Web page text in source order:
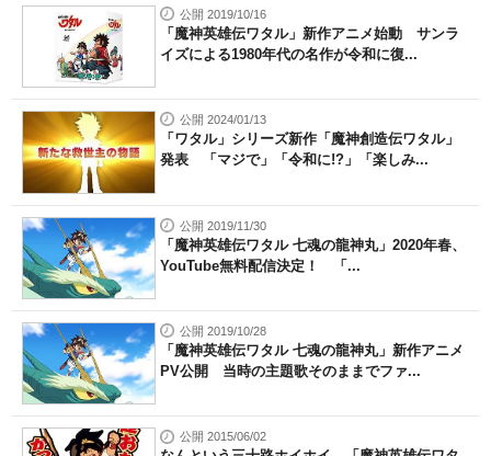
公開 2019/10/16
「魔神英雄伝ワタル」新作アニメ始動 サンラ
イズによる1980年代の名作が令和に復...
公開 2024/01/13
「ワタル」シリーズ新作「魔神創造伝ワタル」
発表 「マジで」「令和に!?」「楽しみ...
公開 2019/11/30
「魔神英雄伝ワタル 七魂の龍神丸」2020年春、
YouTube無料配信決定！ 「...
公開 2019/10/28
「魔神英雄伝ワタル 七魂の龍神丸」新作アニメ
PV公開 当時の主題歌そのままでファ...
公開 2015/06/02